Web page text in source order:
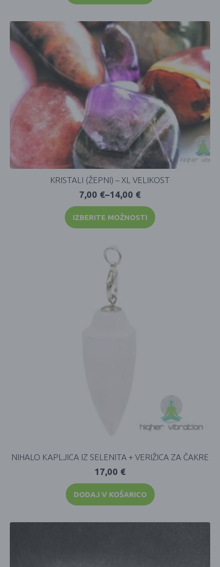
KRISTALI (ŽEPNI) – XL VELIKOST
7,00 €–14,00 €
IZBERITE MOŽNOSTI
NIHALO KAPLJICA IZ SELENITA + VERIŽICA ZA ČAKRE
17,00 €
DODAJ V KOŠARICO